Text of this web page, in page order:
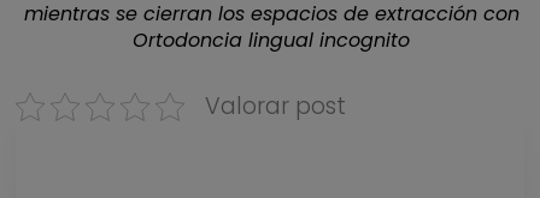
mientras se cierran los espacios de extracción con
Ortodoncia lingual incognito
Valorar post